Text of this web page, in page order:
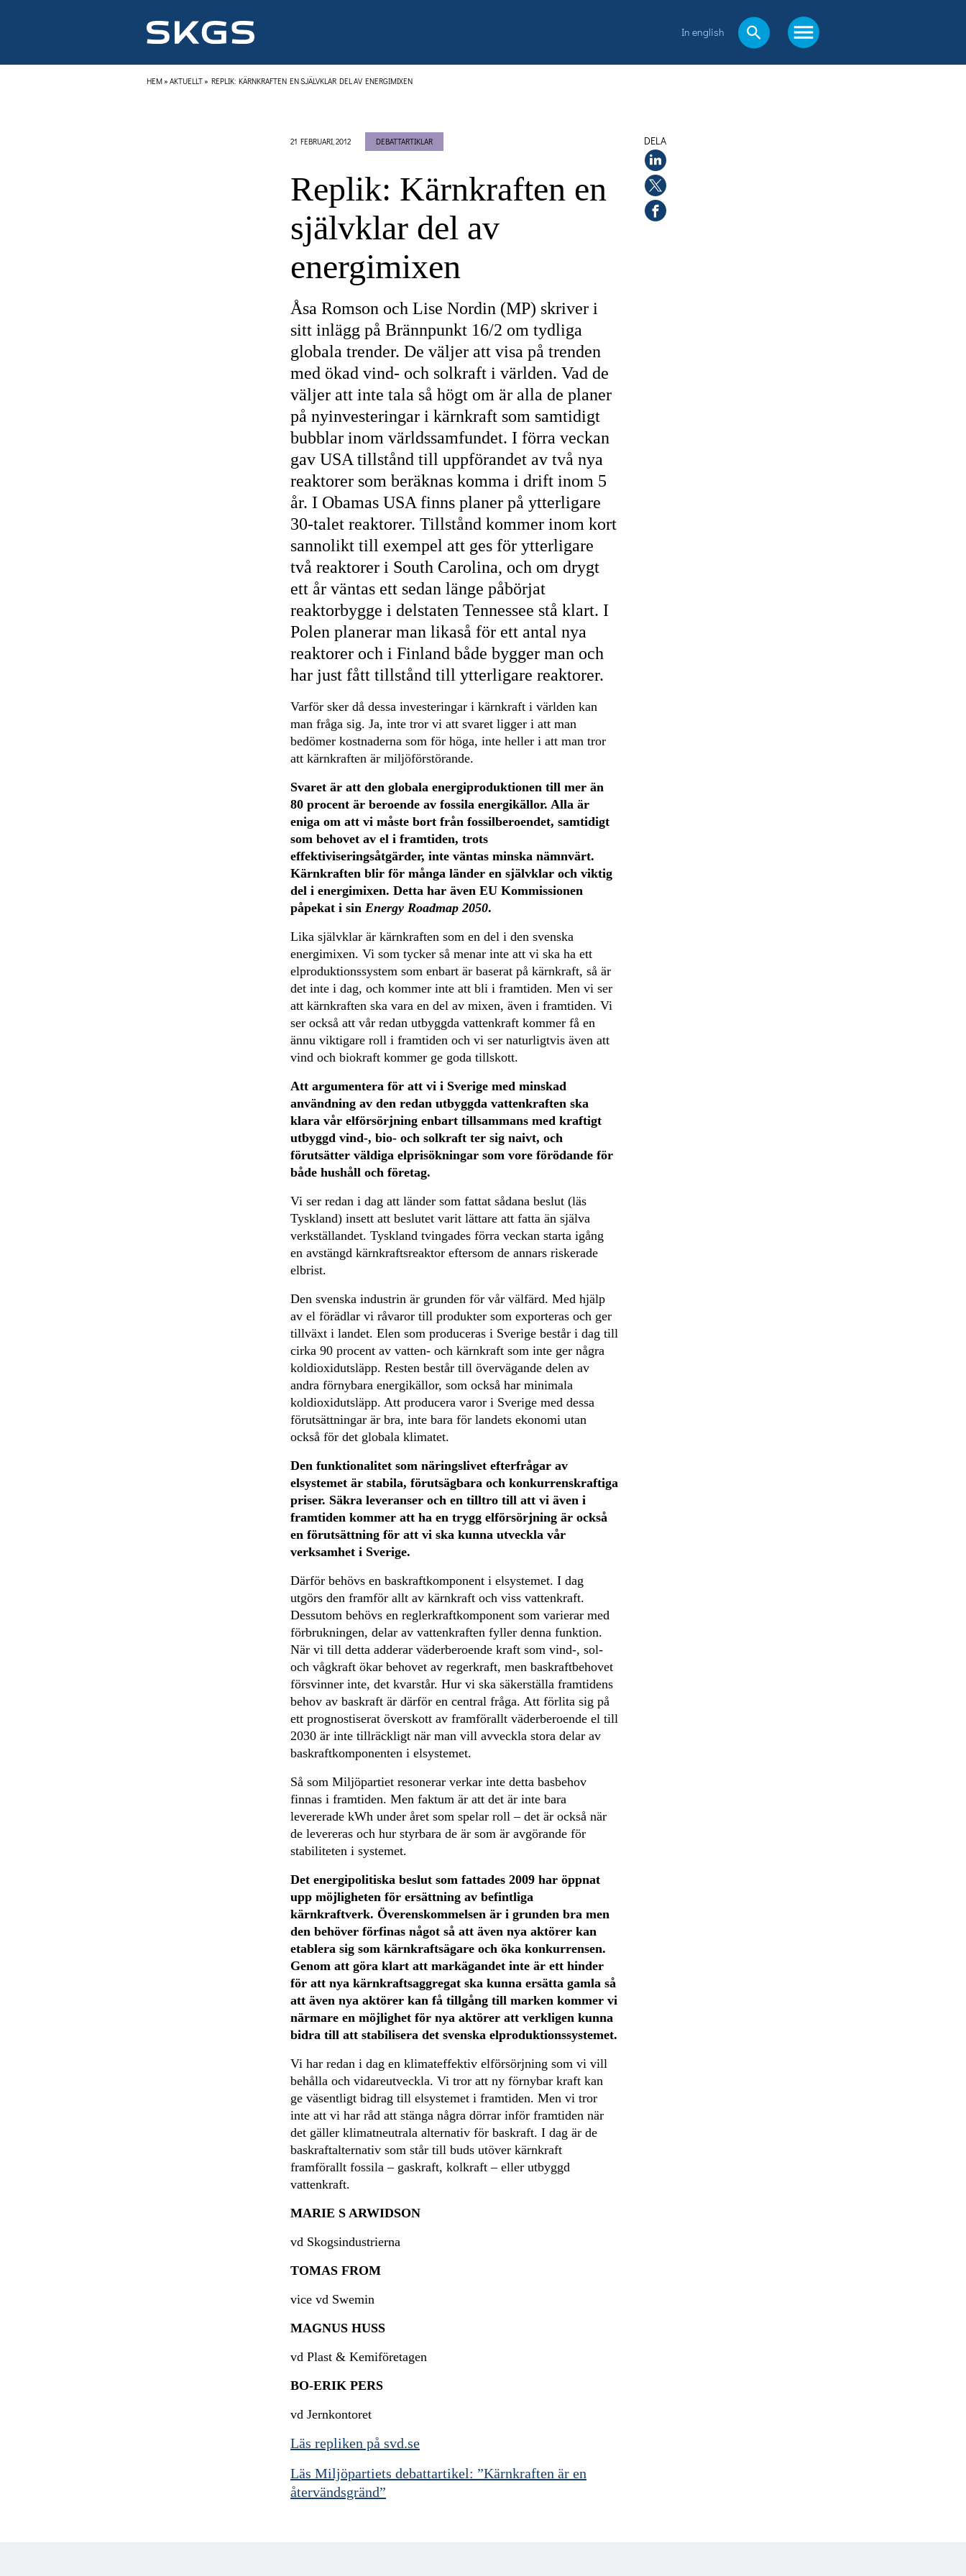
In english
HEM» AKTUELLT» REPLIK: KÄRNKRAFTEN EN SJÄLVKLAR DEL AV ENERGIMIXEN
21 FEBRUARI, 2012 DEBATTARTIKLAR
Replik: Kärnkraften en
självklar del av
energimixen
Åsa Romson och Lise Nordin (MP) skriver i
sitt inlägg på Brännpunkt 16/2 om tydliga
globala trender. De väljer att visa på trenden
med ökad vind- och solkraft i världen. Vad de
väljer att inte tala så högt om är alla de planer
på nyinvesteringar i kärnkraft som samtidigt
bubblar inom världssamfundet. I förra veckan
gav USA tillstånd till uppförandet av två nya
reaktorer som beräknas komma i drift inom 5
år. I Obamas USA finns planer på ytterligare
30-talet reaktorer. Tillstånd kommer inom kort
sannolikt till exempel att ges för ytterligare
två reaktorer i South Carolina, och om drygt
ett år väntas ett sedan länge påbörjat
reaktorbygge i delstaten Tennessee stå klart. I
Polen planerar man likaså för ett antal nya
reaktorer och i Finland både bygger man och
har just fått tillstånd till ytterligare reaktorer.
Varför sker då dessa investeringar i kärnkraft i världen kan
man fråga sig. Ja, inte tror vi att svaret ligger i att man
bedömer kostnaderna som för höga, inte heller i att man tror
att kärnkraften är miljöförstörande.
Svaret är att den globala energiproduktionen till mer än
80 procent är beroende av fossila energikällor. Alla är
eniga om att vi måste bort från fossilberoendet, samtidigt
som behovet av el i framtiden, trots
effektiviseringsåtgärder, inte väntas minska nämnvärt.
Kärnkraften blir för många länder en självklar och viktig
del i energimixen. Detta har även EU Kommissionen
påpekat i sin Energy Roadmap 2050.
Lika självklar är kärnkraften som en del i den svenska
energimixen. Vi som tycker så menar inte att vi ska ha ett
elproduktionssystem som enbart är baserat på kärnkraft, så är
det inte i dag, och kommer inte att bli i framtiden. Men vi ser
att kärnkraften ska vara en del av mixen, även i framtiden. Vi
ser också att vår redan utbyggda vattenkraft kommer få en
ännu viktigare roll i framtiden och vi ser naturligtvis även att
vind och biokraft kommer ge goda tillskott.
Att argumentera för att vi i Sverige med minskad
användning av den redan utbyggda vattenkraften ska
klara vår elförsörjning enbart tillsammans med kraftigt
utbyggd vind-, bio- och solkraft ter sig naivt, och
förutsätter väldiga elprisökningar som vore förödande för
både hushåll och företag.
Vi ser redan i dag att länder som fattat sådana beslut (läs
Tyskland) insett att beslutet varit lättare att fatta än själva
verkställandet. Tyskland tvingades förra veckan starta igång
en avstängd kärnkraftsreaktor eftersom de annars riskerade
elbrist.
Den svenska industrin är grunden för vår välfärd. Med hjälp
av el förädlar vi råvaror till produkter som exporteras och ger
tillväxt i landet. Elen som produceras i Sverige består i dag till
cirka 90 procent av vatten- och kärnkraft som inte ger några
koldioxidutsläpp. Resten består till övervägande delen av
andra förnybara energikällor, som också har minimala
koldioxidutsläpp. Att producera varor i Sverige med dessa
förutsättningar är bra, inte bara för landets ekonomi utan
också för det globala klimatet.
Den funktionalitet som näringslivet efterfrågar av
elsystemet är stabila, förutsägbara och konkurrenskraftiga
priser. Säkra leveranser och en tilltro till att vi även i
framtiden kommer att ha en trygg elförsörjning är också
en förutsättning för att vi ska kunna utveckla vår
verksamhet i Sverige.
Därför behövs en baskraftkomponent i elsystemet. I dag
utgörs den framför allt av kärnkraft och viss vattenkraft.
Dessutom behövs en reglerkraftkomponent som varierar med
förbrukningen, delar av vattenkraften fyller denna funktion.
När vi till detta adderar väderberoende kraft som vind-, sol-
och vågkraft ökar behovet av regerkraft, men baskraftbehovet
försvinner inte, det kvarstår. Hur vi ska säkerställa framtidens
behov av baskraft är därför en central fråga. Att förlita sig på
ett prognostiserat överskott av framförallt väderberoende el till
2030 är inte tillräckligt när man vill avveckla stora delar av
baskraftkomponenten i elsystemet.
Så som Miljöpartiet resonerar verkar inte detta basbehov
finnas i framtiden. Men faktum är att det är inte bara
levererade kWh under året som spelar roll – det är också när
de levereras och hur styrbara de är som är avgörande för
stabiliteten i systemet.
Det energipolitiska beslut som fattades 2009 har öppnat
upp möjligheten för ersättning av befintliga
kärnkraftverk. Överenskommelsen är i grunden bra men
den behöver förfinas något så att även nya aktörer kan
etablera sig som kärnkraftsägare och öka konkurrensen.
Genom att göra klart att markägandet inte är ett hinder
för att nya kärnkraftsaggregat ska kunna ersätta gamla så
att även nya aktörer kan få tillgång till marken kommer vi
närmare en möjlighet för nya aktörer att verkligen kunna
bidra till att stabilisera det svenska elproduktionssystemet.
Vi har redan i dag en klimateffektiv elförsörjning som vi vill
behålla och vidareutveckla. Vi tror att ny förnybar kraft kan
ge väsentligt bidrag till elsystemet i framtiden. Men vi tror
inte att vi har råd att stänga några dörrar inför framtiden när
det gäller klimatneutrala alternativ för baskraft. I dag är de
baskraftalternativ som står till buds utöver kärnkraft
framförallt fossila – gaskraft, kolkraft – eller utbyggd
vattenkraft.
MARIE S ARWIDSON
vd Skogsindustrierna
TOMAS FROM
vice vd Swemin
MAGNUS HUSS
vd Plast & Kemiföretagen
BO-ERIK PERS
vd Jernkontoret
Läs repliken på svd.se
Läs Miljöpartiets debattartikel: ”Kärnkraften är en
återvändsgränd”
DELA